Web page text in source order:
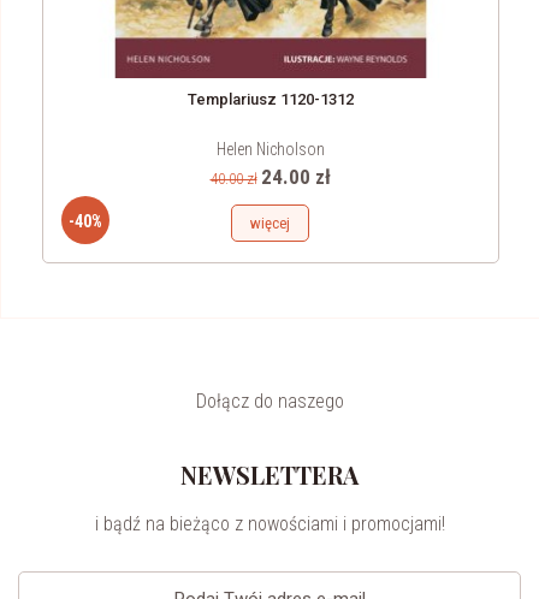
-40%
Templariusz 1120-1312
Helen Nicholson
40.00 zł 24.00 zł
więcej
Dołącz do naszego
NEWSLETTERA
i bądź na bieżąco z nowościami i promocjami!